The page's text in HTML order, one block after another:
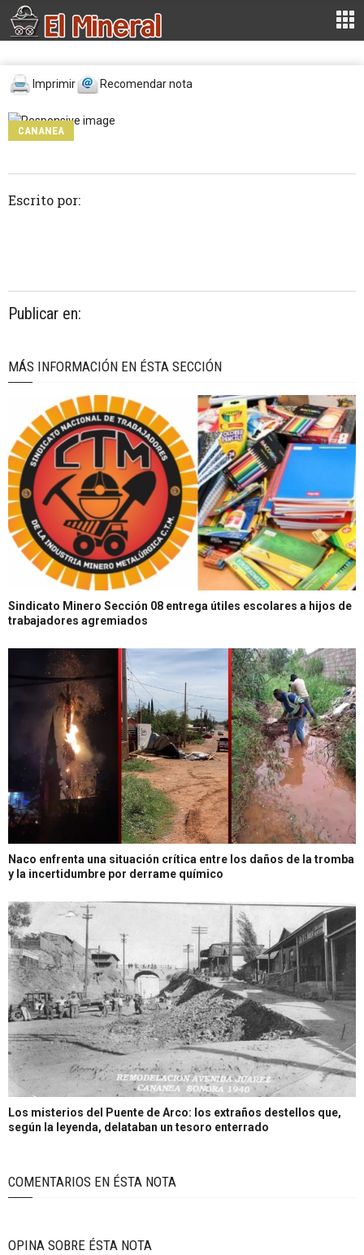
Imprimir Recomendar nota
CANANEA
Escrito por:
Publicar en:
MÁS INFORMACIÓN EN ÉSTA SECCIÓN
Sindicato Minero Sección 08 entrega útiles escolares a hijos de
trabajadores agremiados
Naco enfrenta una situación crítica entre los daños de la tromba
y la incertidumbre por derrame químico
Los misterios del Puente de Arco: los extraños destellos que,
según la leyenda, delataban un tesoro enterrado
COMENTARIOS EN ÉSTA NOTA
OPINA SOBRE ÉSTA NOTA